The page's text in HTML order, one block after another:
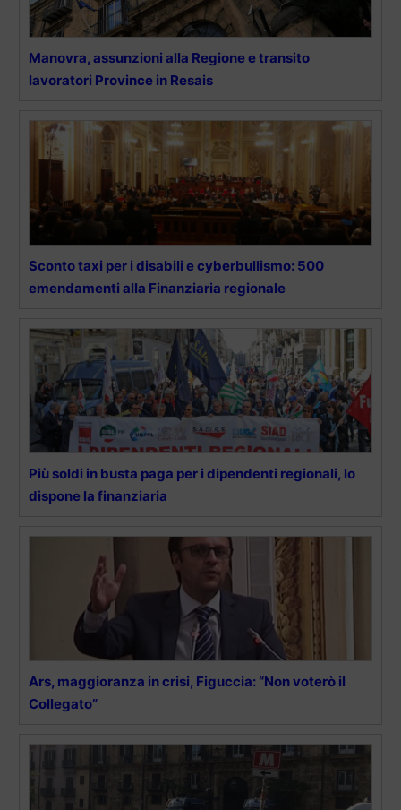
Manovra, assunzioni alla Regione e transito
lavoratori Province in Resais
Sconto taxi per i disabili e cyberbullismo: 500
emendamenti alla Finanziaria regionale
Più soldi in busta paga per i dipendenti regionali, lo
dispone la finanziaria
Ars, maggioranza in crisi, Figuccia: “Non voterò il
Collegato”